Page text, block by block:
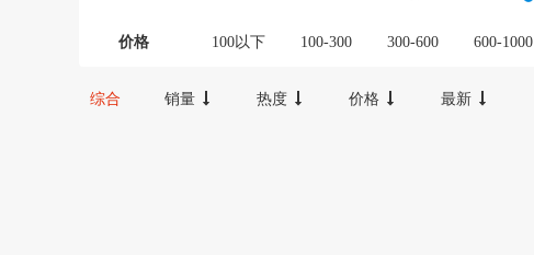
价格 100以下 100-300 300-600 600-1000
综合 销量 热度 价格 最新